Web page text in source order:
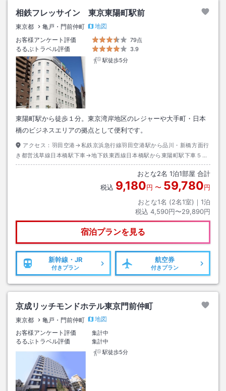
相鉄フレッサイン 東京東陽町駅前
東京都 亀戸・門前仲町
地図
お客様アンケート評価
79点
るるぶトラベル評価
3.9
駅徒歩5分
東陽町駅から徒歩１分。東京湾岸地区のレジャーや大手町・日本
橋のビジネスエリアの拠点として便利です。
アクセス： 羽田空港→私鉄京浜急行線羽田空港駅から品川・新橋方面行
き都営浅草線日本橋駅下車→地下鉄東西線日本橋駅から東陽町駅下車５番
出口→徒歩約１分
おとな2名 1泊1部屋 合計
税込 9,180円 〜 59,780円
おとな1名 (2名1室)｜ 1泊
税込 4,590円〜29,890円
宿泊プランを見る
新幹線・JR
付きプラン
航空券
付きプラン
京成リッチモンドホテル東京門前仲町
東京都 亀戸・門前仲町
地図
お客様アンケート評価
集計中
るるぶトラベル評価
集計中
駅徒歩5分